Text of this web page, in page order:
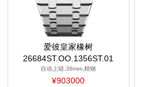
爱彼皇家橡树
26684ST.OO.1356ST.01
自动上链,38mm,精钢
¥903000